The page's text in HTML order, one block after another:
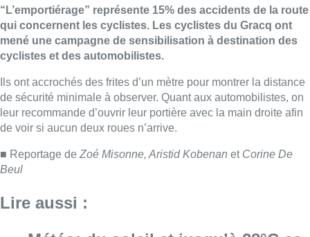
Lire aussi :
Météo: du soleil et jusqu’à 28°C ce
samedi, l’avertissement jaune à la
chaleur activé